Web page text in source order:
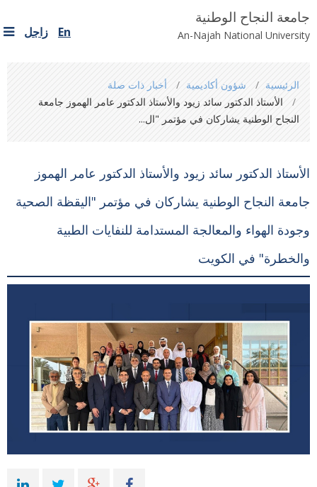
جامعة النجاح الوطنية
An-Najah National University
En زاجل
are
here
الرئيسية شؤون أكاديمية
أخبار ذات صلة
الأستاذ الدكتور سائد زيود والأستاذ الدكتور عامر الهموز جامعة
النجاح الوطنية يشاركان في مؤتمر "ال...
الأستاذ الدكتور سائد زيود والأستاذ الدكتور عامر الهموز
جامعة النجاح الوطنية يشاركان في مؤتمر "اليقظة الصحية
وجودة الهواء والمعالجة المستدامة للنفايات الطبية
والخطرة" في الكويت